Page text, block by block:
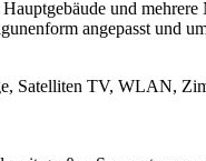
und
angepasst und
Satelliten TV, WLAN,